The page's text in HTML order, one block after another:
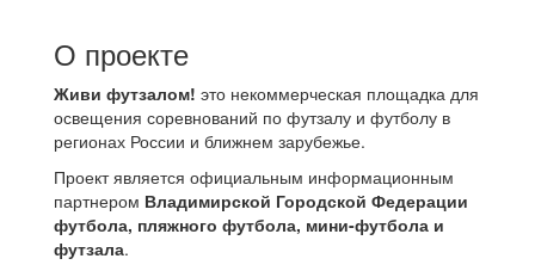
О проекте
Живи футзалом! это некоммерческая площадка для
освещения соревнований по футзалу и футболу в
регионах России и ближнем зарубежье.
Проект является официальным информационным
партнером Владимирской Городской Федерации
футбола, пляжного футбола, мини-футбола и
футзала.